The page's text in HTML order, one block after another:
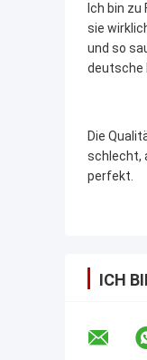
Ich bin zu
sie
und so
deutsche
Die
schlecht,
perfekt.
ICH